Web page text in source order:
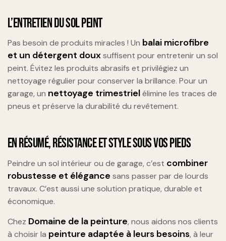
L’ENTRETIEN DU SOL PEINT
Pas besoin de produits miracles ! Un balai microfibre
et un détergent douxsuffisent pour entretenir un sol
peint. Évitez les produits abrasifs et privilégiez un
nettoyage régulier pour conserver la brillance. Pour un
garage, un nettoyage trimestrielélimine les traces de
pneus et préserve la durabilité du revêtement.
EN RÉSUMÉ, RÉSISTANCE ET STYLE SOUS VOS PIEDS
Peindre un sol intérieur ou de garage, c’est combiner
robustesse et élégance sans passer par de lourds
travaux. C’est aussi une solution pratique, durable et
économique.
Chez Domaine de la peinture, nous aidons nos clients
à choisir la peinture adaptée à leurs besoins, à leur